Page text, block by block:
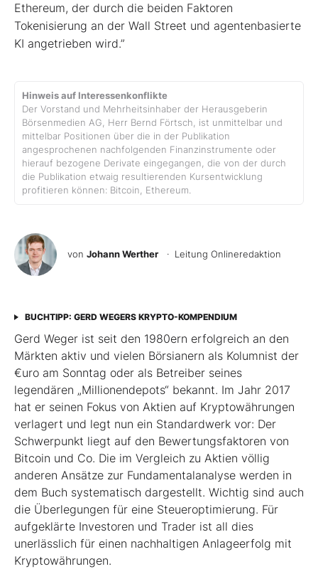
Ethereum, der durch die beiden Faktoren
Tokenisierung an der Wall Street und agentenbasierte
KI angetrieben wird.”
Hinweis auf Interessenkonflikte
Der Vorstand und Mehrheitsinhaber der Herausgeberin
Börsenmedien AG, Herr Bernd Förtsch, ist unmittelbar und
mittelbar Positionen über die in der Publikation
angesprochenen nachfolgenden Finanzinstrumente oder
hierauf bezogene Derivate eingegangen, die von der durch
die Publikation etwaig resultierenden Kursentwicklung
profitieren können: Bitcoin, Ethereum.
von Johann Werther · Leitung Onlineredaktion
BUCHTIPP: GERD WEGERS KRYPTO-KOMPENDIUM
Gerd Weger ist seit den 1980ern erfolgreich an den
Märkten aktiv und vielen Börsianern als Kolumnist der
€uro am Sonntag oder als Betreiber seines
legendären „Millionen­depots“ bekannt. Im Jahr 2017
hat er seinen Fokus von Aktien auf Kryptowährungen
verlagert und legt nun ein Standardwerk vor: Der
Schwerpunkt liegt auf den Bewertungsfaktoren von
Bitcoin und Co. Die im Ver­gleich zu Aktien völlig
anderen Ansätze zur Fundamentalanalyse werden in
dem Buch systematisch dargestellt. Wichtig sind auch
die Überlegungen für eine Steueroptimierung. Für
aufgeklärte Investoren und Trader ist all dies
unerlässlich für einen nachhaltigen Anlageerfolg mit
Kryptowährungen.